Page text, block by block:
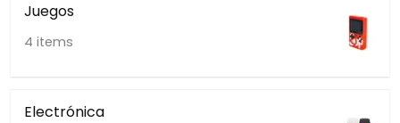
Juegos
4 items
Electrónica